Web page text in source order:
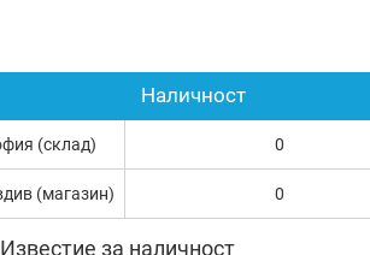
Наличност
(склад) 0
(магазин) 0
Известие за наличност